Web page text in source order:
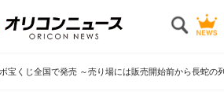
宝くじ全国で発売 ～売り場には販売開始前から長蛇の